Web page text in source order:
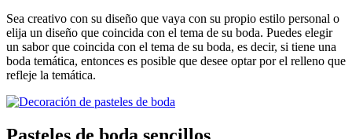
Sea creativo con su diseño que vaya con su propio estilo personal o
elija un diseño que coincida con el tema de su boda. Puedes elegir
un sabor que coincida con el tema de su boda, es decir, si tiene una
boda temática, entonces es posible que desee optar por el relleno que
refleje la temática.